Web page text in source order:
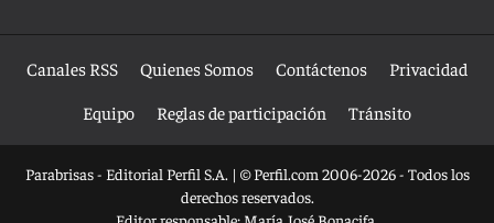
Canales RSS Quienes Somos Contáctenos
Privacidad
Equipo
Reglas de participación Tránsito
Parabrisas - Editorial Perfil S.A. | © Perfil.com 2006-2026 - Todos los
derechos reservados.